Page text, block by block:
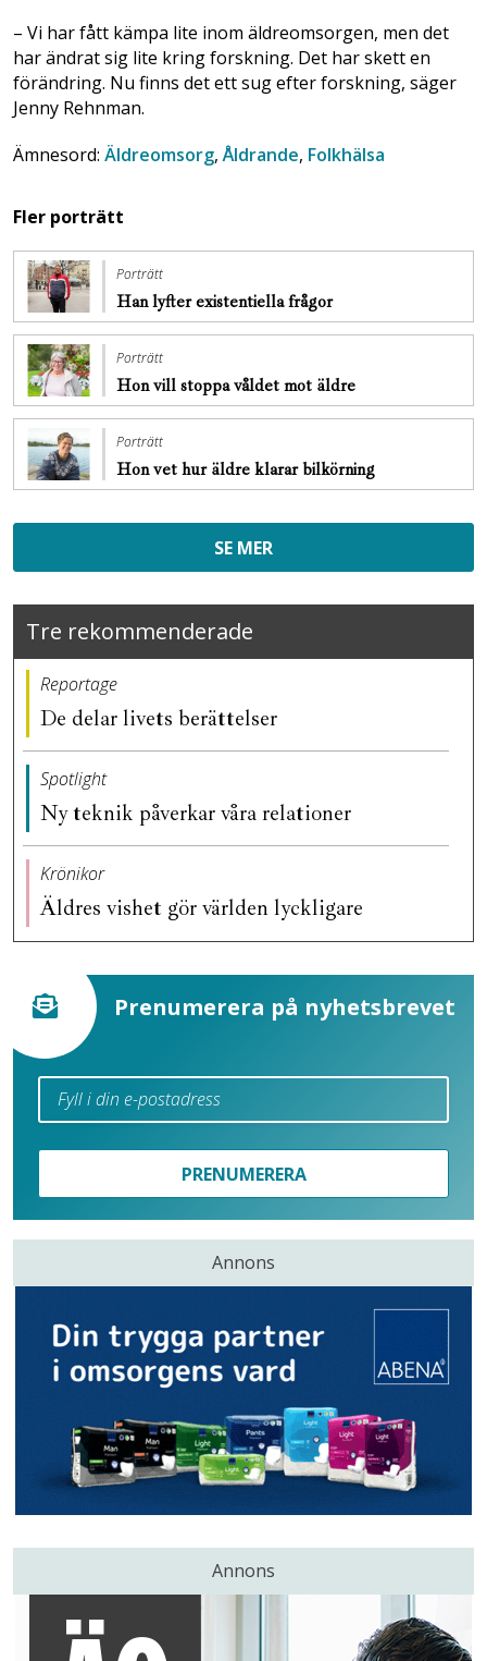
– Vi har fått kämpa lite inom äldreomsorgen, men det
har ändrat sig lite kring forskning. Det har skett en
förändring. Nu finns det ett sug efter forskning, säger
Jenny Rehnman.
Ämnesord: Äldreomsorg,Åldrande, Folkhälsa
Fler porträtt
Porträtt
Han lyfter existentiella frågor
Porträtt
Hon vill stoppa ­våldet mot äldre
Porträtt
Hon vet hur äldre klarar bilkörning
SE MER
Tre rekommenderade
Reportage
De delar livets berättelser
Spotlight
Ny teknik påverkar våra relationer
Krönikor
Äldres vishet gör världen lyckligare
Prenumerera på nyhetsbrevet
PRENUMERERA
Annons
Annons